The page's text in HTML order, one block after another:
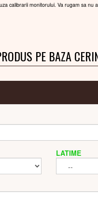
calibrarii monitorului. Va rugam sa
PE BAZA
LATIME